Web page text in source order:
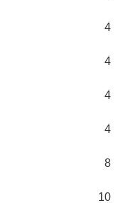
4
4
4
4
8
10